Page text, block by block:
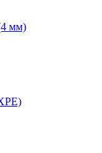
мм)